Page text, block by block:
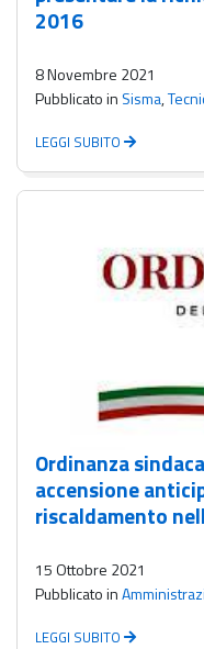
2016
8 Novembre 2021
Pubblicato in Sisma,
LEGGI SUBITO
Ordinanza
accensione
riscaldamento
15 Ottobre 2021
Pubblicato in
LEGGI SUBITO